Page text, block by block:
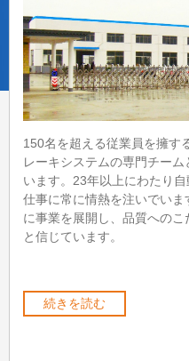
150名を超える従業員を擁す
レーキシステムの専門チー
います。23年以上にわたり
仕事に常に情熱を注いでい
に事業を展開し、品質への
と信じています。
続きを読む